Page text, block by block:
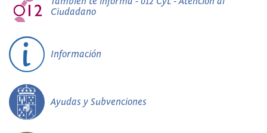
Ciudadano
Información
Ayudas y Subvenciones